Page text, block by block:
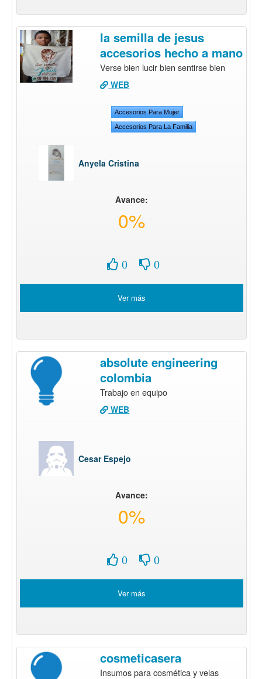
la semilla de jesus
accesorios hecho a mano
Verse bien lucir bien sentirse bien
WEB
Accesorios Para Mujer
Accesorios Para La Familia
Anyela Cristina
Avance:
0%
0 0
Ver más
absolute engineering
colombia
Trabajo en equipo
WEB
Cesar Espejo
Avance:
0%
0 0
Ver más
cosmeticasera
Insumos para cosmética y velas